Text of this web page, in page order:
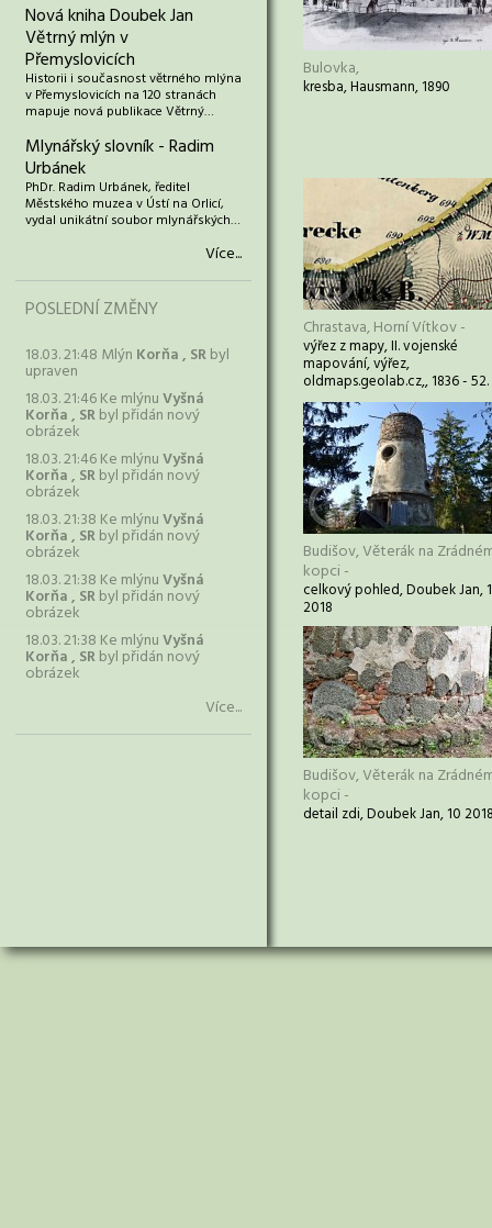
Nová kniha Doubek Jan
Větrný mlýn v
Přemyslovicích
Historii i současnost větrného mlýna
v Přemyslovicích na 120 stranách
mapuje nová publikace Větrný…
Mlynářský slovník - Radim
Urbánek
PhDr. Radim Urbánek, ředitel
Městského muzea v Ústí na Orlicí,
vydal unikátní soubor mlynářských…
Více...
POSLEDNÍ ZMĚNY
18.03. 21:48 Mlýn Korňa , SRbyl
upraven
18.03. 21:46 Ke mlýnuVyšná
Korňa , SRbyl přidán nový
obrázek
18.03. 21:46 Ke mlýnuVyšná
Korňa , SRbyl přidán nový
obrázek
18.03. 21:38 Ke mlýnuVyšná
Korňa , SRbyl přidán nový
obrázek
18.03. 21:38 Ke mlýnuVyšná
Korňa , SRbyl přidán nový
obrázek
18.03. 21:38 Ke mlýnuVyšná
Korňa , SRbyl přidán nový
obrázek
Více...
Bulovka,
kresba, Hausmann, 1890
Chrastava, Horní Vítkov -
výřez z mapy, II. vojenské
mapování, výřez,
oldmaps.geolab.cz,, 1836 - 52.
Budišov, Věterák na
kopci -
celkový pohled, Doubek Jan,
2018
Budišov, Věterák na
kopci -
detail zdi, Doubek Jan, 10